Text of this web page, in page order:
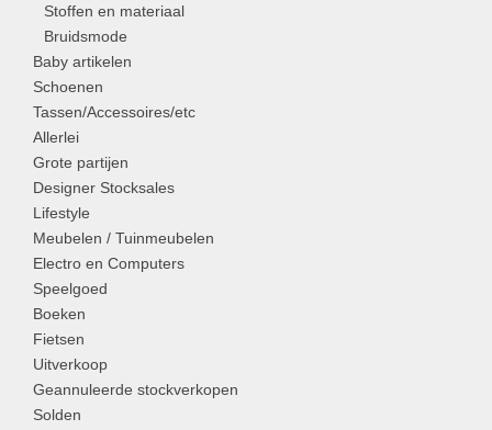
Stoffen en materiaal
Bruidsmode
Baby artikelen
Schoenen
Tassen/Accessoires/etc
Allerlei
Grote partijen
Designer Stocksales
Lifestyle
Meubelen / Tuinmeubelen
Electro en Computers
Speelgoed
Boeken
Fietsen
Uitverkoop
Geannuleerde stockverkopen
Solden